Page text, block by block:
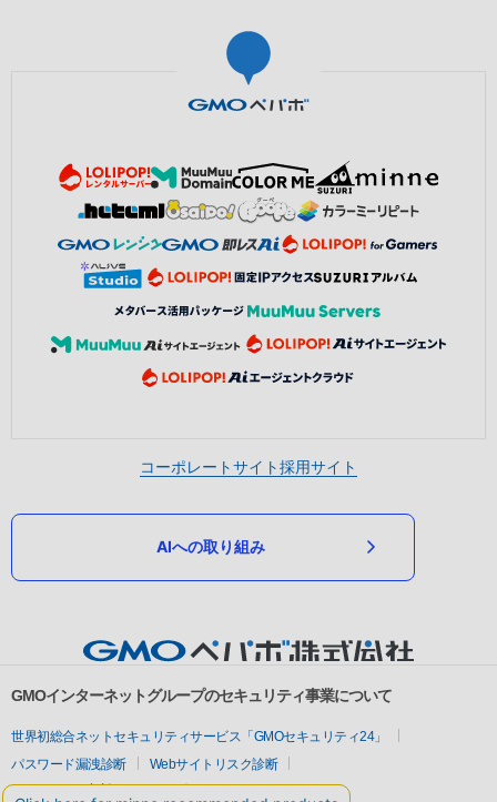
コーポレートサイト採用サイト
AIへの取り組み
GMOインターネットグループのセキュリティ事業について
世界初総合ネットセキュリティサービス「GMOセキュリティ24」
パスワード漏洩診断
Webサイトリスク診断
セキュリティ相談AIチャットボット